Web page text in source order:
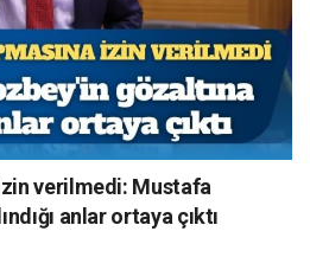
verilmedi: Mustafa
anlar ortaya çıktı